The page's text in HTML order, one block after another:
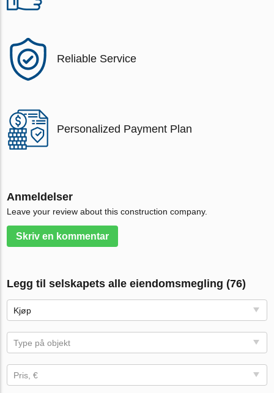
Reliable Service
Personalized Payment Plan
Anmeldelser
Leave your review about this construction company.
Skriv en kommentar
Legg til selskapets alle eiendomsmegling (76)
Kjøp
Type på objekt
Pris, €